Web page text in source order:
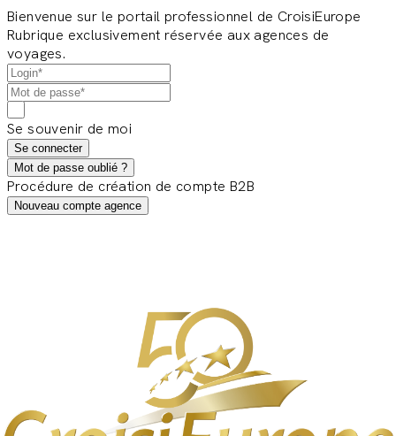
Bienvenue sur le portail professionnel de CroisiEurope
Rubrique exclusivement réservée aux agences de
voyages.
Se souvenir de moi
Se connecter
Mot de passe oublié ?
Procédure de création de compte B2B
Nouveau compte agence